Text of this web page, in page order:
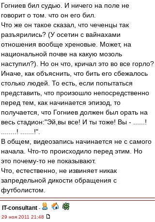
Гогниев бил судью. И ничего на поле не
говорит о том. что он его бил.
Что же он такое сказал, что чеченцы так
разъярились? (У осетин с вайнахами
отношения вообще хреновые. Может, на
национальной почве на какую мозоль
наступил?). Но он что, кричал это во все горло?
Иначе, как объяснить, что бить его сбежалось
столько людей. То есть, если попытаться
представить, что произошло непосредственно
перед тем, как начинается эпизод, то
получается, что Гогниев должен был орать на
весь стадион:"Эй,вы все! И ты тоже! Вы - ......!
........! .......!".
В общем, видеозапись начинается не с самого
начала. Что-то происходило перед этим. Но
это почему-то не показывают.
Что, естественно, не извиняет никак
запредельной дикости обращения с
футболистом.
IT-consultant -
29 ноя 2011 21:48